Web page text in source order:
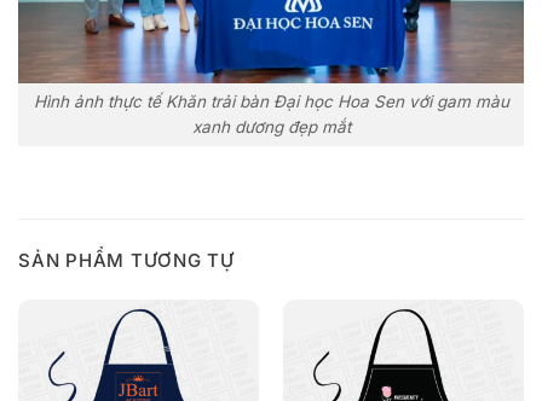
Hình ảnh thực tế Khăn trải bàn Đại học Hoa Sen với gam màu
xanh dương đẹp mắt
SẢN PHẨM TƯƠNG TỰ